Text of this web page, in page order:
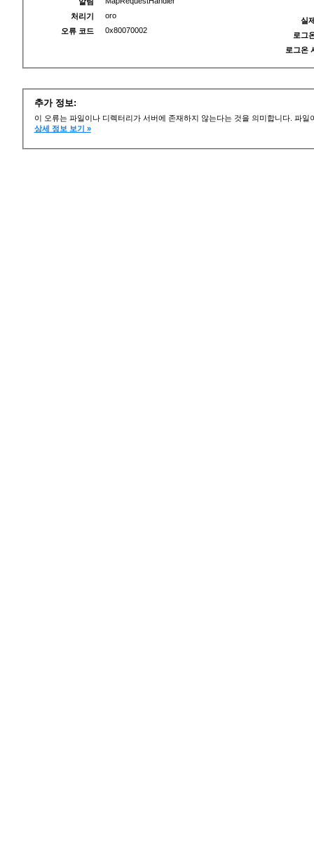
처리기
oro
오류 코드
0x80070002
실
로그
로그온
추가 정보:
이 오류는 파일이나 디렉터리가 서버에 존재하지 않는다는 것을 의미합니다. 파
상세 정보 보기 »